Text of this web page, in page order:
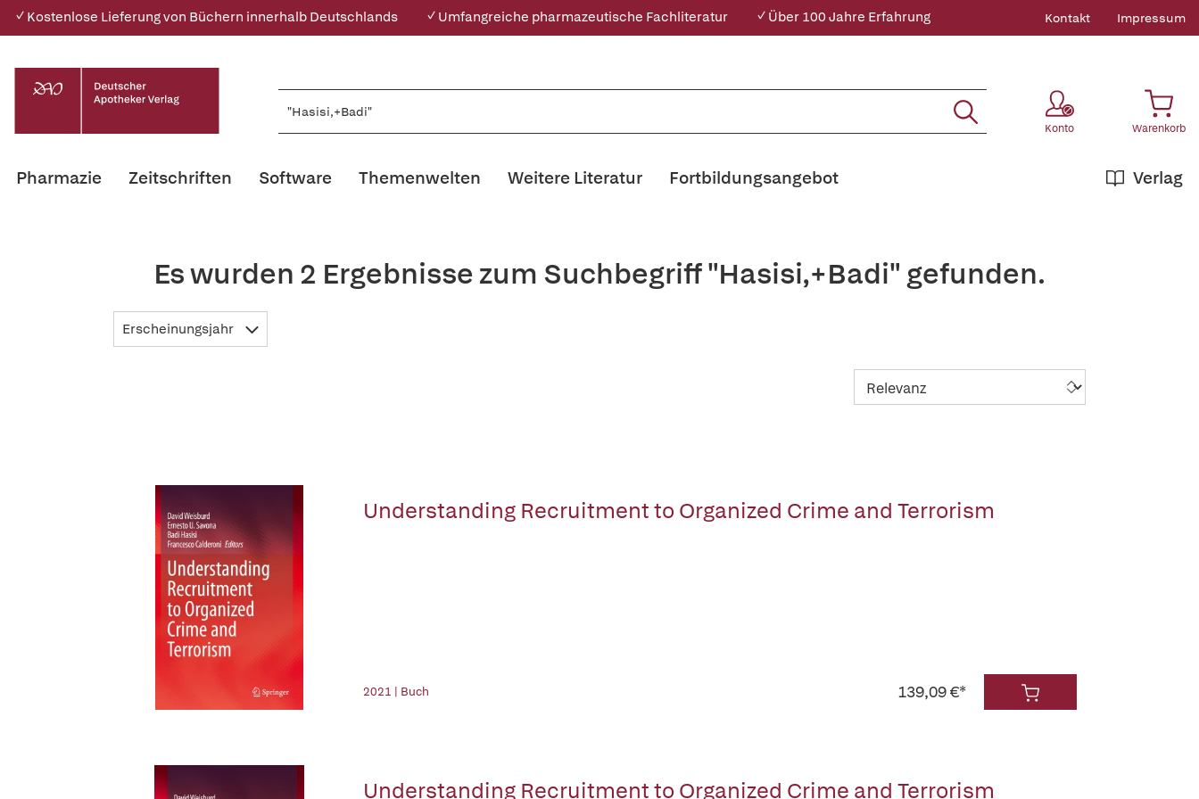
✓ Kostenlose Lieferung von Büchern innerhalb Deutschlands ✓ Umfangreiche pharmazeutische Fachliteratur ✓ Über 100 Jahre Erfahrung Kontakt Impressum
Konto Warenkorb
Pharmazie Zeitschriften Software Themenwelten Weitere Literatur Verlag
Fortbildungsangebot
Es wurden 2 Ergebnisse zum Suchbegriff "Hasisi,+Badi" gefunden.
Erscheinungsjahr
Understanding Recruitment to Organized Crime and Terrorism
2021 | Buch 139,09 €*
Understanding Recruitment to Organized Crime and Terrorism